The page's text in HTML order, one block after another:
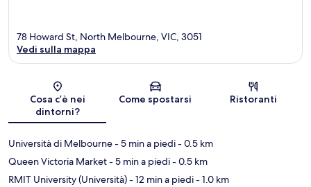
Mappa
78 Howard St, North Melbourne, VIC, 3051
Vedi sulla mappa
Cosa c’è nei
dintorni?
Come spostarsi Ristoranti
Università di Melbourne- 5 min a piedi- 0.5 km
Queen Victoria Market- 5 min a piedi- 0.5 km
RMIT University (Università)- 12 min a piedi- 1.0 km